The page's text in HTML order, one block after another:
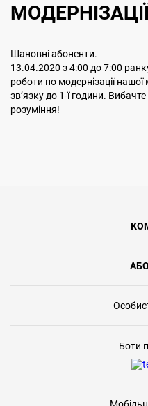
Шановні абоненти.
13.04.2020 з 4:00 до 7:00
роботи по модернізації
звʼязку до 1-ї години.
розуміння!
Боти